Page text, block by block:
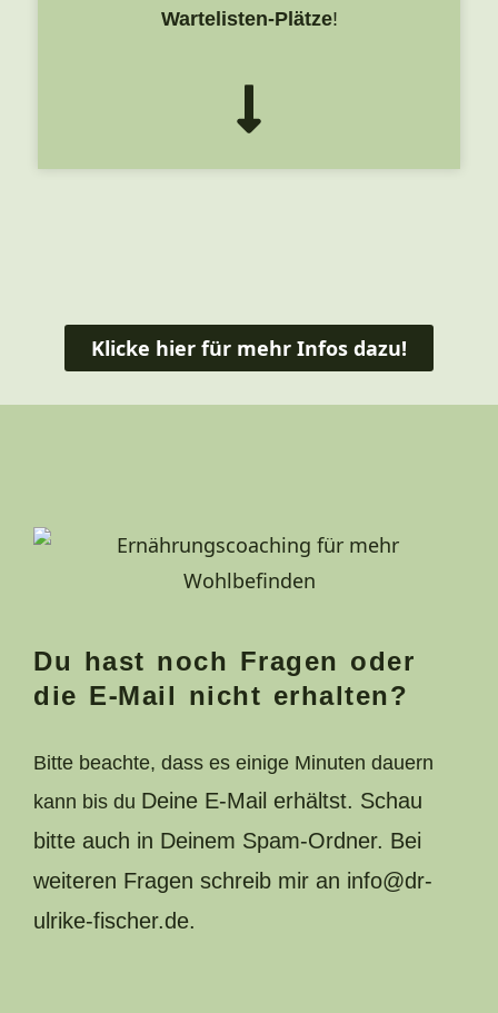
Wartelisten-Plätze!
Klicke hier für mehr Infos dazu!
Du hast noch Fragen oder
die E-Mail nicht erhalten?
Bitte beachte, dass es einige Minuten dauern
kann bis du Deine E-Mail erhältst. Schau
bitte auch in Deinem Spam-Ordner. Bei
weiteren Fragen schreib mir an info@dr-
ulrike-fischer.de.